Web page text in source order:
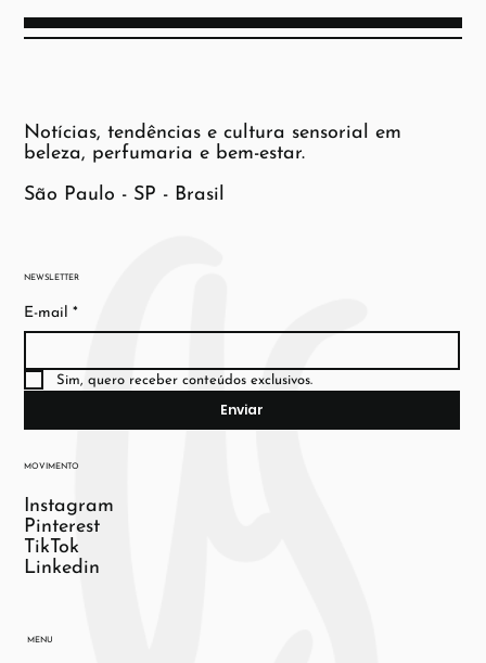
NEWSLETTER
E-mail *
Sim, quero receber conteúdos exclusivos.
Enviar
MOVIMENTO
Instagram
Pinterest
TikTok
Linkedin
MENU
Notícias, tendências e cultura sensorial em
beleza, perfumaria e bem-estar.
São Paulo - SP - Brasil